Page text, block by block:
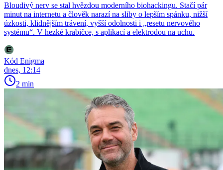
Bloudivý nerv se stal hvězdou moderního biohackingu. Stačí pár
minut na internetu a člověk narazí na sliby o lepším spánku, nižší
úzkosti, klidnějším trávení, vyšší odolnosti i „resetu nervového
systému“. V hezké krabičce, s aplikací a elektrodou na uchu.
Kód Enigma
dnes, 12:14
2 min